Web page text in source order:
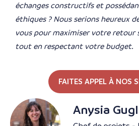
échanges constructifs et
éthiques ? Nous serions heureux
vous pour maximiser votre retour
tout en respectant votre budget.
FAITES APPEL À NOS
Anysia